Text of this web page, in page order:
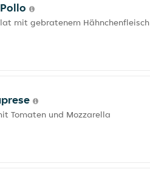
mit gebratenem Hähnchenfleisch
Tomaten und Mozzarella